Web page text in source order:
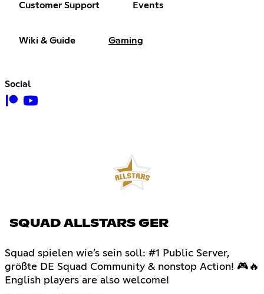
Customer Support Events
Wiki & Guide Gaming
Social
SQUAD ALLSTARS GER
Squad spielen wie’s sein soll: #1 Public Server,
größte DE Squad Community & nonstop Action! 🎮🔥
English players are also welcome!